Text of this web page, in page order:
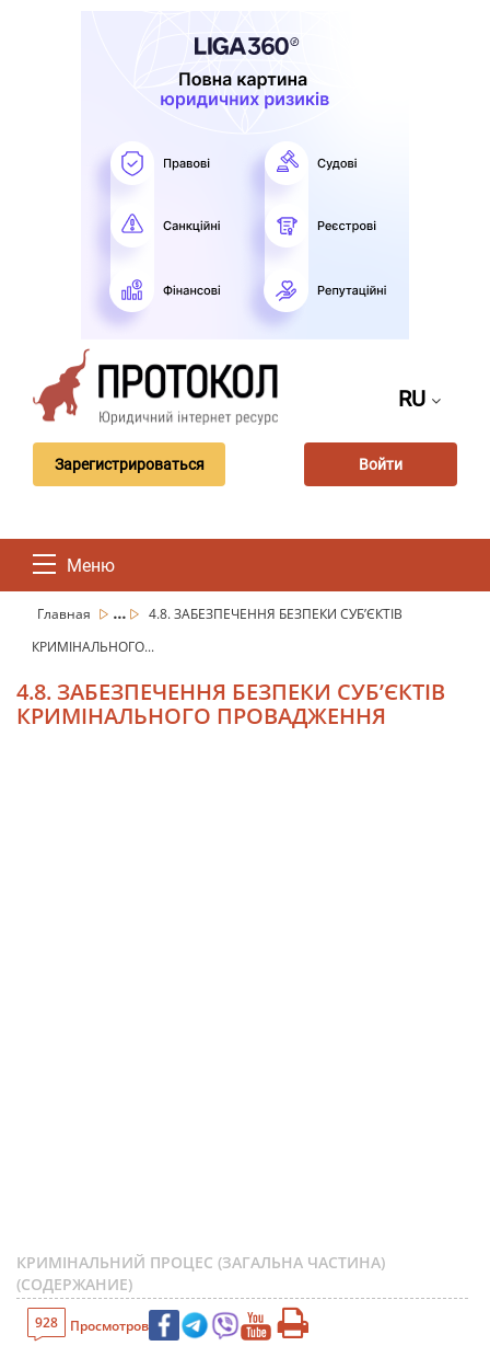
RU
Зарегистрироваться Войти
Меню
Главная ...
4.8. ЗАБЕЗПЕЧЕННЯ БЕЗПЕКИ СУБ’ЄКТІВ
КРИМІНАЛЬНОГО...
4.8. ЗАБЕЗПЕЧЕННЯ БЕЗПЕКИ СУБ’ЄКТІВ
КРИМІНАЛЬНОГО ПРОВАДЖЕННЯ
КРИМІНАЛЬНИЙ ПРОЦЕС (ЗАГАЛЬНА ЧАСТИНА)
(СОДЕРЖАНИЕ)
928 Просмотров